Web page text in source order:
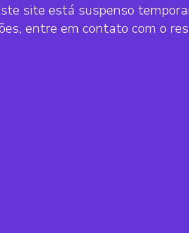
site está suspenso
entre em contato com o